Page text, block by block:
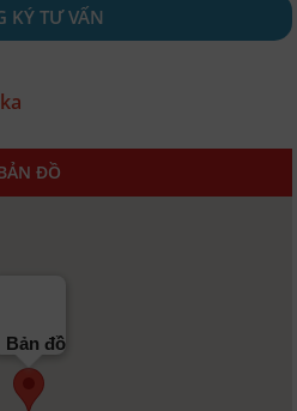
KÝ TƯ VẤN
ĐỒ
Bản đồ